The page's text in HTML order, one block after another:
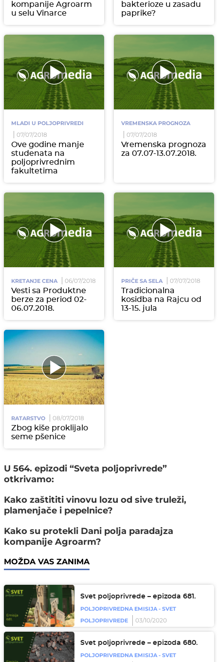
kompanije Agroarm
u selu Vinarce
bakterioze u zasadu
paprike?
MLADI U POLJOPRIVREDI
07/07/2018
Ove godine manje
studenata na
poljoprivrednim
fakultetima
VREMENSKA PROGNOZA
07/07/2018
Vremenska prognoza
za 07.07-13.07.2018.
KRETANJE CENA 06/07/2018
Vesti sa Produktne
berze za period 02-
06.07.2018.
PRIČE SA SELA 07/07/2018
Tradicionalna
kosidba na Rajcu od
13-15. jula
RATARSTVO 08/07/2018
Zbog kiše proklijalo
seme pšenice
U 564. epizodi “Sveta poljoprivrede”
otkrivamo:
Kako zaštititi vinovu lozu od sive truleži,
plamenjače i pepelnice?
Kako su protekli Dani polja paradajza
kompanije Agroarm?
MOŽDA VAS ZANIMA
Svet poljoprivrede – epizoda 681.
POLJOPRIVREDNA EMISIJA - SVET
POLJOPRIVREDE
03/10/2020
Svet poljoprivrede – epizoda 680.
POLJOPRIVREDNA EMISIJA - SVET